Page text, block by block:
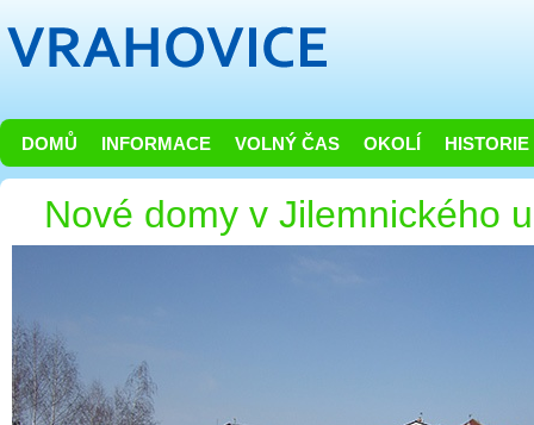
DOMŮ INFORMACE VOLNÝ ČAS OKOLÍ HISTORIE
Nové domy v Jilemnického